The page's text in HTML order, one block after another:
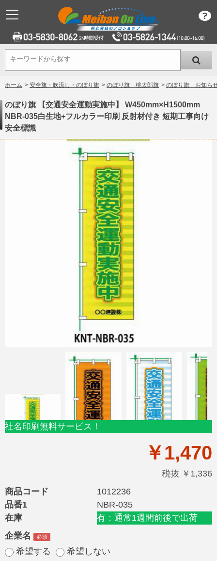
キーワードから探す
キーワードから探す
ホーム > 安全旗・吹流し・のぼり旗 > のぼり旗 桃太郎旗 > のぼり旗 お知ら
のぼり旗 【交通安全運動実施中】 W450mm×H1500mm
NBR-035白生地+フルカラー印刷 反射材付き 短期工事向け
安全標識
社名印刷無料サービス！
￥1,470
税抜 ￥1,336
商品コード
1012236
品番1
NBR-035
在庫
有：通常1週間前後で出荷
企業名
希望する
希望しない